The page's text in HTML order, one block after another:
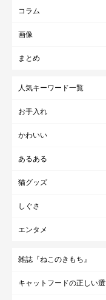
コラム
画像
まとめ
人気キーワード一覧
お手入れ
かわいい
あるある
猫グッズ
しぐさ
エンタメ
雑誌『ねこのきもち』
キャットフードの正しい